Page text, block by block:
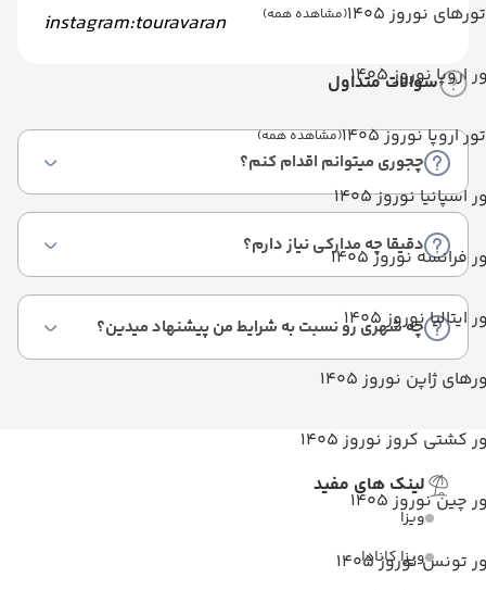
تورهای نوروز 1405
(مشاهده همه)
اروپا نوروز 1405
تور اروپا نوروز 1405 (مشاهده همه)
اسپانیا نوروز 1405
فرانسه نوروز 1405
ایتالیا نوروز 1405
ژاپن نوروز 1405
کشتی کروز نوروز 1405
چین نوروز 1405
تونس نوروز 1405
instagram:touravaran
سوالات متداول
چجوری میتوانم اقدام کنم؟
دقیقا چه مدارکی نیاز دارم؟
چه شهری رو نسبت به شرایط من پیشنهاد میدین؟
لینک های مفید
ویزا
ویزا کانادا